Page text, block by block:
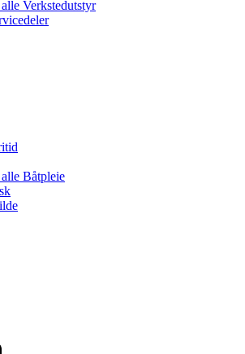
alle Verkstedutstyr
alle Båtpleie